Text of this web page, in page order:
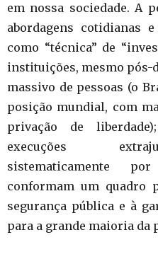
em nossa sociedade. A
abordagens cotidianas
como “técnica” de
instituições, mesmo pós-
massivo de pessoas (o
posição mundial, com
privação de
execuções
sistematicamente
conformam um quadro
segurança pública e à
para a grande maioria da